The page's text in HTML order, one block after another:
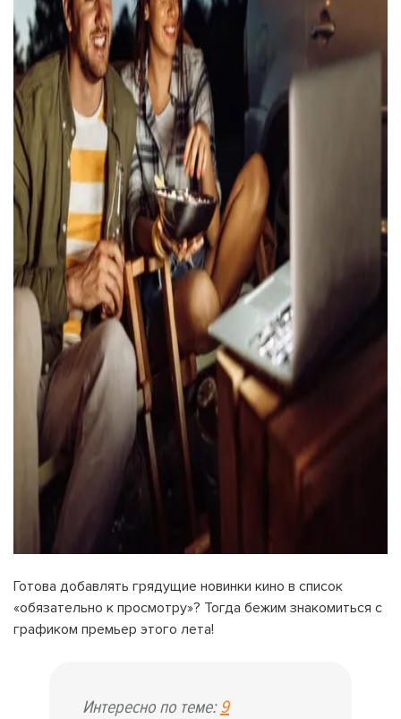
Готова добавлять грядущие новинки кино в список
«обязательно к просмотру»? Тогда бежим знакомиться с
графиком премьер этого лета!
Интересно по теме:9